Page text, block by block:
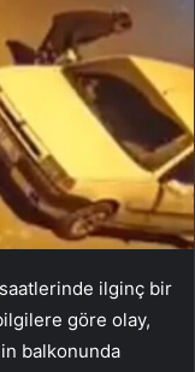
ilginç bir
göre olay,
balkonunda